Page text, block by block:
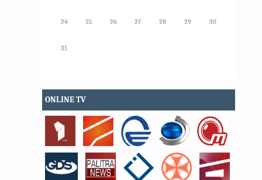
24 25 26 27 28 29 30
31
ONLINE TV